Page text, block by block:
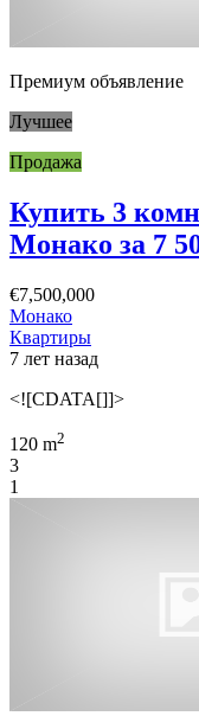
Премиум объявление
Лучшее
Продажа
Купить 3
Монако за 7
€7,500,000
Монако
Квартиры
7 лет назад
<![CDATA[]]>
120 m2
3
1